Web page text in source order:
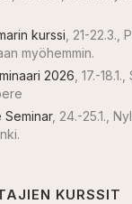
kurssi , 21-22.3.,
myöhemmin.
2026 , 17.-
Seminar, 24.-25.1.,
KURSSIT